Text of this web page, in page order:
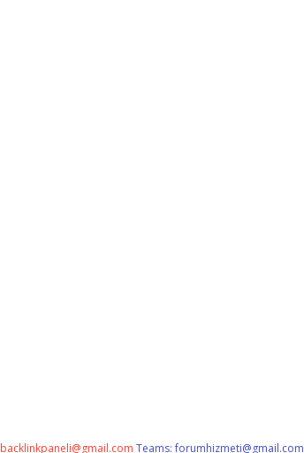
backlinkpaneli@gmail.com Teams:forumhizmeti@gmail.com